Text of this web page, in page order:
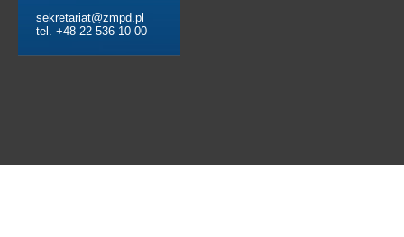
sekretariat@zmpd.pl
tel. +48 22 536 10 00